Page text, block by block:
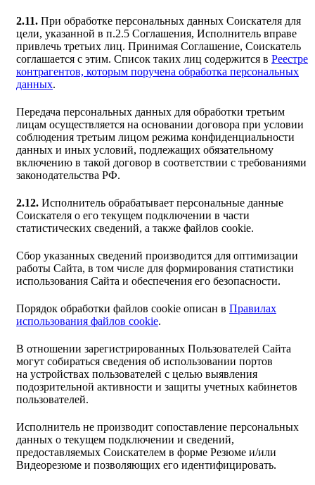
2.11. При обработке персональных данных Соискателя для
цели, указанной в п.2.5 Соглашения, Исполнитель вправе
привлечь третьих лиц. Принимая Соглашение, Соискатель
соглашается с этим. Список таких лиц содержится в Реестре
контрагентов, которым поручена обработка персональных
данных.
Передача персональных данных для обработки третьим
лицам осуществляется на основании договора при условии
соблюдения третьим лицом режима конфиденциальности
данных и иных условий, подлежащих обязательному
включению в такой договор в соответствии с требованиями
законодательства РФ.
2.12. Исполнитель обрабатывает персональные данные
Соискателя о его текущем подключении в части
статистических сведений, а также файлов cookie.
Сбор указанных сведений производится для оптимизации
работы Сайта, в том числе для формирования статистики
использования Сайта и обеспечения его безопасности.
Порядок обработки файлов cookie описан в Правилах
использования файлов cookie.
В отношении зарегистрированных Пользователей Сайта
могут собираться сведения об использовании портов
на устройствах пользователей с целью выявления
подозрительной активности и защиты учетных кабинетов
пользователей.
Исполнитель не производит сопоставление персональных
данных о текущем подключении и сведений,
предоставляемых Соискателем в форме Резюме и/или
Видеорезюме и позволяющих его идентифицировать.